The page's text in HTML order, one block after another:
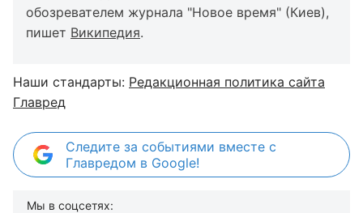
обозревателем журнала "Новое время" (Киев),
пишет Википедия.
Наши стандарты: Редакционная политика сайта
Главред
Следите за событиями вместе с
Главредом в Google!
Мы в соцсетях: